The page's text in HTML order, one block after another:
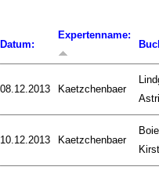
Datum:
Expertenname:
08.12.2013 Kaetzchenbaer
10.12.2013 Kaetzchenbaer